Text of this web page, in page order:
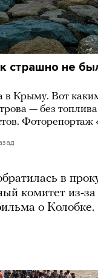
страшно не
в Крыму. Вот
— без
Фоторепортаж
в
комитет из-за
о